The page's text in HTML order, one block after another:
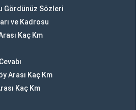
Gördünüz Sözleri
ve Kadrosu
Kaç Km
Arası Kaç Km
Kaç Km